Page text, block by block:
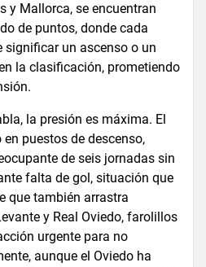
y Mallorca, se encuentran
de puntos, donde cada
significar un ascenso o un
la clasificación, prometiendo
la presión es máxima. El
puestos de descenso,
de seis jornadas sin
falta de gol, situación que
que también arrastra
y Real Oviedo, farolillos
urgente para no
aunque el Oviedo ha